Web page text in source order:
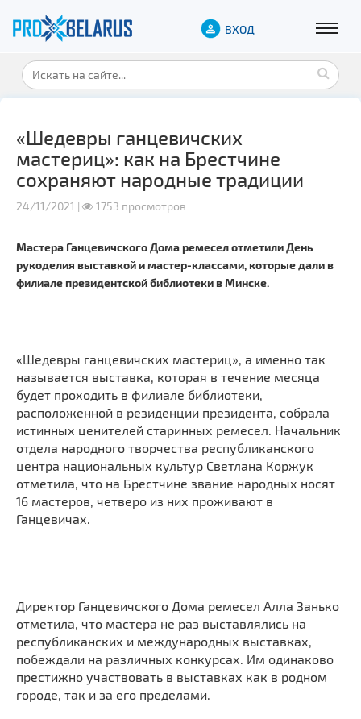
ВХОД
«Шедевры ганцевичских
мастериц»: как на Брестчине
сохраняют народные традиции
24/11/2021 | 1753 просмотров
Мастера Ганцевичского Дома ремесел отметили День
рукоделия выставкой и мастер-классами, которые дали в
филиале президентской библиотеки в Минске.
«Шедевры ганцевичских мастериц», а именно так
называется выставка, которая в течение месяца
будет проходить в филиале библиотеки,
расположенной в резиденции президента, собрала
истинных ценителей старинных ремесел. Начальник
отдела народного творчества республиканского
центра национальных культур Светлана Коржук
отметила, что на Брестчине звание народных носят
16 мастеров, четверо из них проживают в
Ганцевичах.
Директор Ганцевичского Дома ремесел Алла Занько
отметила, что мастера не раз выставлялись на
республиканских и международных выставках,
побеждали на различных конкурсах. Им одинаково
престижно участвовать в выставках как в родном
городе, так и за его пределами.